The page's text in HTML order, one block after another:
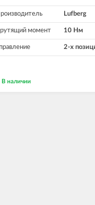
Lufberg
момент 10 Нм
2-х
В наличии